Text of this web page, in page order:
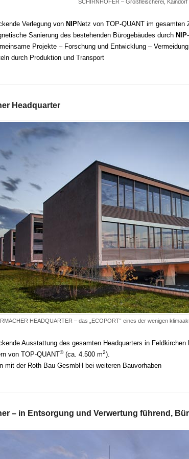
SCHIRNHOFER – Großfleischerei, Kaindorf
Verlegung von NIPNetz von TOP-QUANT im gesamten
Sanierung des bestehenden Bürogebäudes durch NIP
Projekte – Forschung und Entwicklung –
durch Produktion und Transport
Headquarter
HEADQUARTER – das „ECOPORT“ eines der wenigen
Ausstattung des gesamten Headquarters in Feldkirchen
von TOP-QUANT®(ca. 4.500 m2).
mit der Roth Bau GesmbH bei weiteren Bauvorhaben
– in Entsorgung und Verwertung führend,